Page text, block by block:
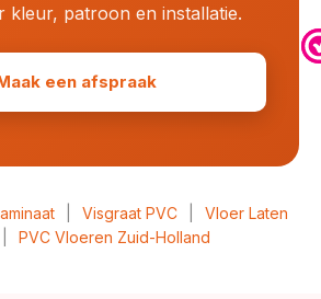
kleur, patroon en installatie.
een afspraak
Visgraat PVC
Vloer Laten
PVC Vloeren Zuid-Holland